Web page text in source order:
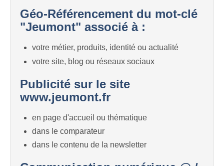
Géo-Référencement du mot-clé
"Jeumont" associé à :
votre métier, produits, identité ou actualité
votre site, blog ou réseaux sociaux
Publicité sur le site
www.jeumont.fr
en page d'accueil ou thématique
dans le comparateur
dans le contenu de la newsletter